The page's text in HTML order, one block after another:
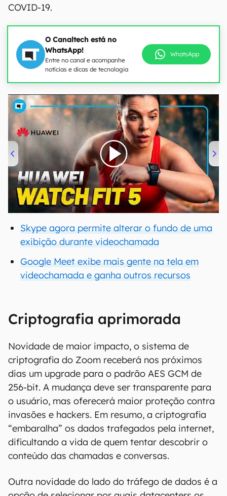
COVID-19.
O Canaltech está no
WhatsApp!
Entre no canal e acompanhe
notícias e dicas de tecnologia
WhatsApp
00:00/04:51
Skype agora permite alterar o fundo de uma
exibição durante videochamada
Google Meet exibe mais gente na tela em
videochamada e ganha outros recursos
Criptografia aprimorada
Novidade de maior impacto, o sistema de
criptografia do Zoom receberá nos próximos
dias um upgrade para o padrão AES GCM de
256-bit. A mudança deve ser transparente para
o usuário, mas oferecerá maior proteção contra
invasões e hackers. Em resumo, a criptografia
“embaralha” os dados trafegados pela internet,
dificultando a vida de quem tentar descobrir o
conteúdo das chamadas e conversas.
Outra novidade do lado do tráfego de dados é a